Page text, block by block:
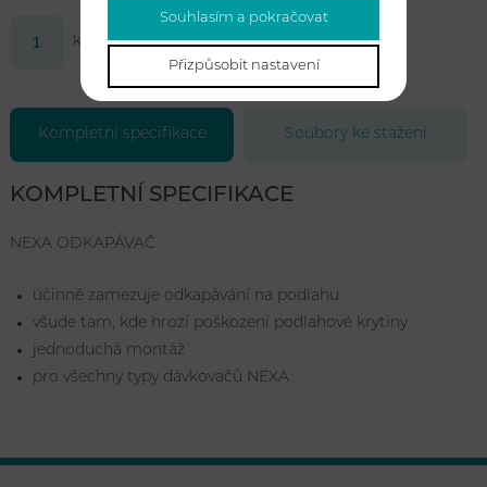
ks Koupit
Kompletní specifikace Soubory ke stažení
KOMPLETNÍ SPECIFIKACE
NEXA ODKAPÁVAČ
účinně zamezuje odkapávání na podlahu
všude tam, kde hrozí poškození podlahové krytiny
jednoduchá montáž
pro všechny typy dávkovačů NEXA
Souhlasím a pokračovat
Přizpůsobit nastavení